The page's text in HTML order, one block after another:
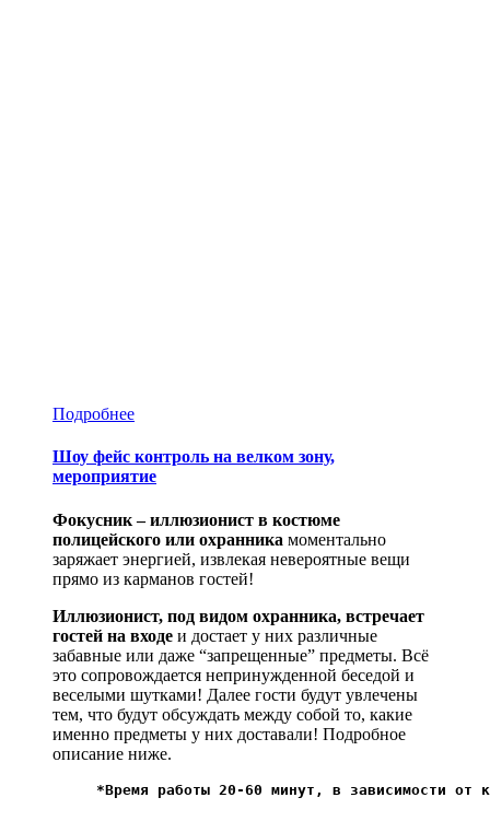
Подробнее
Шоу фейс контроль на велком зону,
мероприятие
Фокусник – иллюзионист в костюме
полицейского или охранника моментально
заряжает энергией, извлекая невероятные вещи
прямо из карманов гостей!
Иллюзионист, под видом охранника, встречает
гостей на входе и достает у них различные
забавные или даже “запрещенные” предметы. Всё
это сопровождается непринужденной беседой и
веселыми шутками! Далее гости будут увлечены
тем, что будут обсуждать между собой то, какие
именно предметы у них доставали! Подробное
описание ниже.
*Время работы 20-60 минут, в зависимости от